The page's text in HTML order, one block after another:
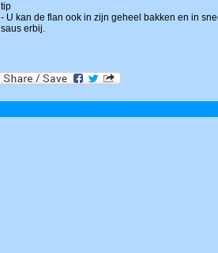
tip
- U kan de flan ook in zijn geheel bakken en in
saus erbij.